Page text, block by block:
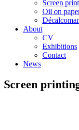
Screen
Oil on
About
CV
Exhibitions
Contact
News
Screen